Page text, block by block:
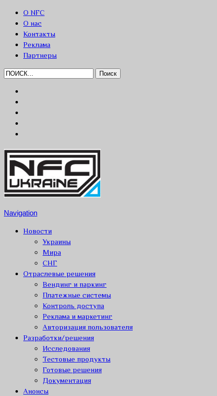
О NFC
О нас
Контакты
Реклама
Партнеры
Navigation
Новости
Украины
Мира
СНГ
Отраслевые решения
Вендинг и паркинг
Платежные системы
Контроль доступа
Реклама и маркетинг
Авторизация пользователя
Разработки/решения
Исследования
Тестовые продукты
Готовые решения
Документация
Анонсы